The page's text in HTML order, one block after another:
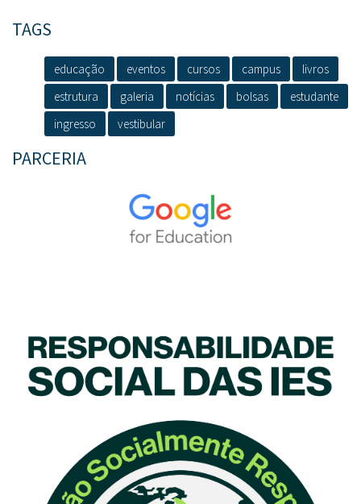
TAGS
educação eventos cursos campus
livros
estrutura
galeria notícias bolsas
estudante
ingresso
vestibular
PARCERIA